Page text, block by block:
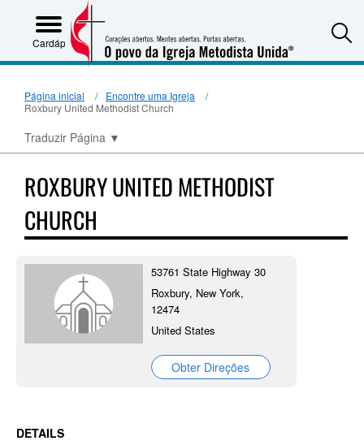
Cardápio
Página inicial
Encontre uma Igreja
Roxbury United Methodist Church
Traduzir Página ▼
ROXBURY UNITED METHODIST
CHURCH
53761 State Highway 30
Roxbury, New York,
12474
United States
Obter Direções
DETAILS